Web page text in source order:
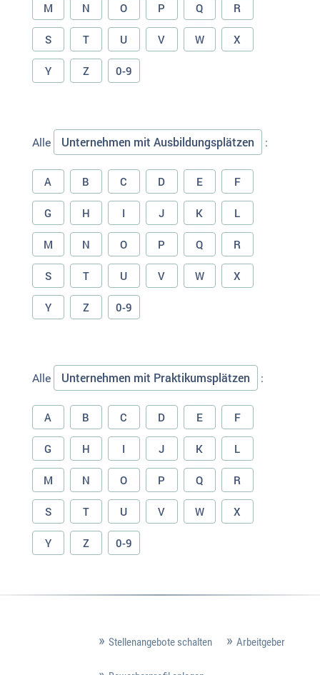
M N O P Q R
S T U V W X
Y Z 0-9
Alle Unternehmen mit Ausbildungsplätzen :
A B C D E F
G H I J K L
M N O P Q R
S T U V W X
Y Z 0-9
Alle Unternehmen mit Praktikumsplätzen :
A B C D E F
G H I J K L
M N O P Q R
S T U V W X
Y Z 0-9
Stellenangebote schalten Arbeitgeber